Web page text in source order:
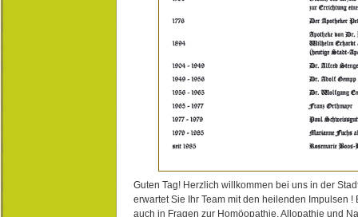
Guten Tag! Herzlich willkommen bei uns in der
erwartet Sie Ihr Team mit den heilenden Impulsen !
auch in Fragen zur Homöopathie, Allopathie und